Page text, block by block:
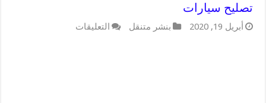
تصليح سيارات
أبريل 19, 2020 بنشر متنقل التعليقات